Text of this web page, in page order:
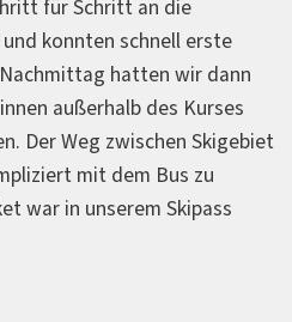
für Schritt an die
konnten schnell erste
hatten wir dann
außerhalb des Kurses
Der Weg zwischen Skigebiet
mit dem Bus zu
war in unserem Skipass